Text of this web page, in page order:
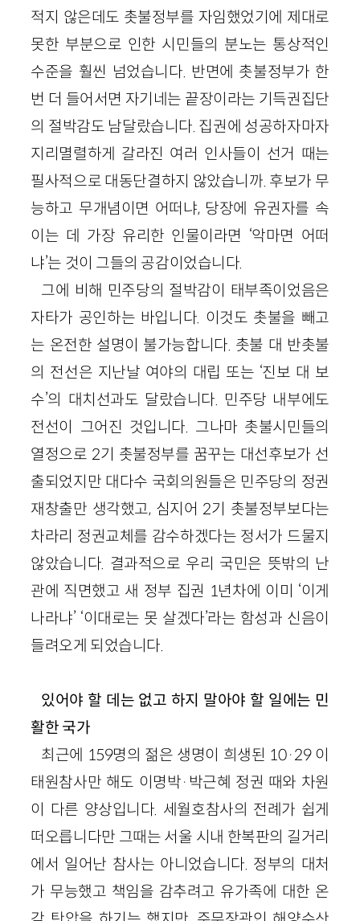
적지 않은데도 촛불정부를 자임했었기에 제대로
못한 부분으로 인한 시민들의 분노는 통상적인
수준을 훨씬 넘었습니다. 반면에 촛불정부가 한
번 더 들어서면 자기네는 끝장이라는 기득권집단
의 절박감도 남달랐습니다. 집권에 성공하자마자
지리멸렬하게 갈라진 여러 인사들이 선거 때는
필사적으로 대동단결하지 않았습니까. 후보가 무
능하고 무개념이면 어떠냐, 당장에 유권자를 속
이는 데 가장 유리한 인물이라면 ‘악마면 어떠
냐’는 것이 그들의 공감이었습니다.
그에 비해 민주당의 절박감이 태부족이었음은
자타가 공인하는 바입니다. 이것도 촛불을 빼고
는 온전한 설명이 불가능합니다. 촛불 대 반촛불
의 전선은 지난날 여야의 대립 또는 ‘진보 대 보
수’의 대치선과도 달랐습니다. 민주당 내부에도
전선이 그어진 것입니다. 그나마 촛불시민들의
열정으로 2기 촛불정부를 꿈꾸는 대선후보가 선
출되었지만 대다수 국회의원들은 민주당의 정권
재창출만 생각했고, 심지어 2기 촛불정부보다는
차라리 정권교체를 감수하겠다는 정서가 드물지
않았습니다. 결과적으로 우리 국민은 뜻밖의 난
관에 직면했고 새 정부 집권 1년차에 이미 ‘이게
나라냐’ ‘이대로는 못 살겠다’라는 함성과 신음이
들려오게 되었습니다.
있어야 할 데는 없고 하지 말아야 할 일에는 민
활한 국가
최근에 159명의 젊은 생명이 희생된 10·29 이
태원참사만 해도 이명박·박근혜 정권 때와 차원
이 다른 양상입니다. 세월호참사의 전례가 쉽게
떠오릅니다만 그때는 서울 시내 한복판의 길거리
에서 일어난 참사는 아니었습니다. 정부의 대처
가 무능했고 책임을 감추려고 유가족에 대한 온